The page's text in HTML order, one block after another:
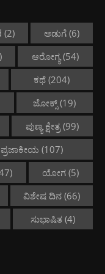
(2) ಅಡುಗೆ (6)
ಆರೋಗ್ಯ (54)
ಕಥೆ (204)
ಜೋಕ್ಸ್ (19)
ಪುಣ್ಯ ಕ್ಷೇತ್ರ(99)
ಪ್ರಜಾಕೀಯ (107)
ಯೋಗ (5)
ವಿಶೇಷ ದಿನ (66)
ಸುಭಾಷಿತ (4)